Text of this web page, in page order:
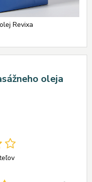
Revixa
oleja